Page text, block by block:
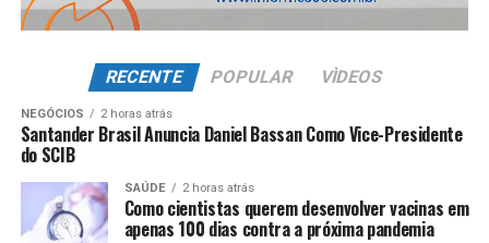
RECENTE POPULAR VÌDEOS
NEGÓCIOS 2 horas atrás
Santander Brasil Anuncia Daniel Bassan Como Vice-Presidente
do SCIB
SAÚDE 2 horas atrás
Como cientistas querem desenvolver vacinas em
apenas 100 dias contra a próxima pandemia